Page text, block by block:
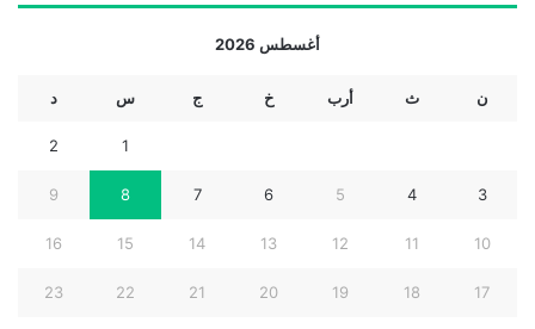
أغسطس 2026
ن ث أرب خ ج س د
1
2
3
4
5
6
7
8
9
10
11
12
13
14
15
16
17
18
19
20
21
22
23